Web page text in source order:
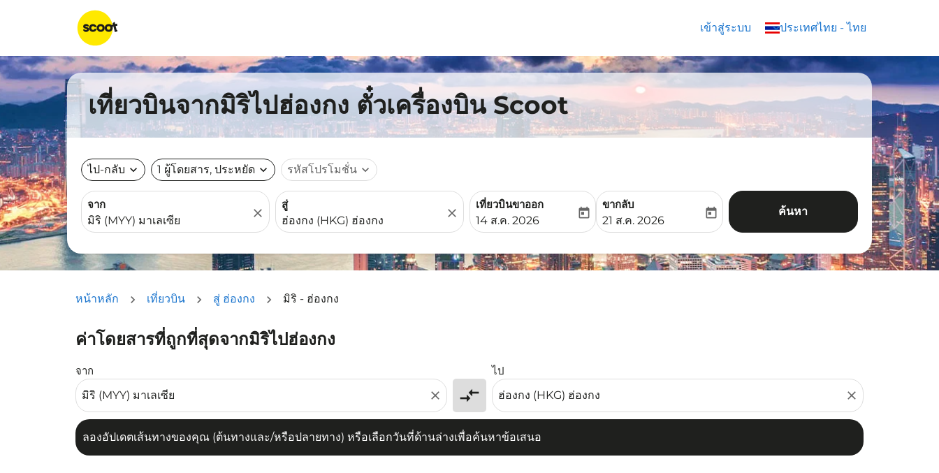
เข้าสู่ระบบ ประเทศไทย - ไทย
keyboard_arrow_down
เที่ยวบินจากมิริไปฮ่องกง ตั๋วเครื่องบิน Scoot
ไป-กลับ expand_more 1 ผู้โดยสาร, ประหยัด expand_more รหัสโปรโมชั่น expand_more
จาก
close
สู่
close
เที่ยวบินขาออก
fc-booking-departure-date-aria-label
14 ส.ค. 2026
today
ขากลับ
fc-booking-return-date-aria-label
21 ส.ค. 2026
today ค้นหา
หน้าหลัก เที่ยวบิน สู่ ฮ่องกง มิริ - ฮ่องกง
ค่าโดยสารที่ถูกที่สุดจากมิริไปฮ่องกง
จาก
close compare_arrows
ไป
close
ลองอัปเดตเส้นทางของคุณ (ต้นทางและ/หรือปลายทาง) หรือเลือกวันที่ด้านล่างเพื่อค้นหาข้อเสนอ
ลองอัปเดตเส้นทางของคุณ (ต้นทางและ/หรือปลายทาง) หรือเลือกวันที่ด้านล่างเพื่อค้นหาข้อเสนอ